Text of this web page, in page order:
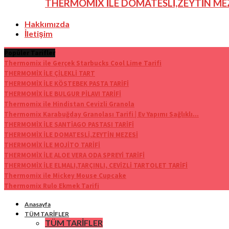
THERMOMİX İLE DOMATESLİ,ZEYTİN
Hakkımızda
İletişim
Thermomix ile Gerçek Starbucks Cool Lime Tarifi
THERMOMİX İLE ÇİLEKLİ TART
THERMOMİX İLE KÖSTEBEK PASTA TARİFİ
THERMOMİX İLE BULGUR PİLAVI TARİFİ
Thermomix ile Hindistan Cevizli Granola
Thermomix Karabuğday Granolası Tarifi | Ev Yapımı Sağlıklı...
THERMOMİX İLE SANTİAGO PASTASI TARİFİ
THERMOMİX İLE DOMATESLİ,ZEYTİN MEZESİ
THERMOMİX İLE MOJİTO TARİFİ
THERMOMİX İLE ALOE VERA ODA SPREYİ TARİFİ
THERMOMİX İLE ELMALI,TARÇINLI, CEVİZLİ TARTOLET TARİFİ
Thermomix ile Mickey Mouse Cupcake
Thermomix Rulo Ekmek Tarifi
Anasayfa
TÜM TARİFLER
TÜM TARİFLER